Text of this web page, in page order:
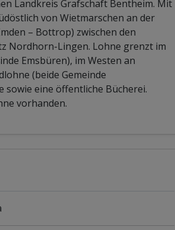
Landkreis Grafschaft Bentheim. Mit
von Wietmarschen an der
– Bottrop) zwischen den
Nordhorn-Lingen. Lohne grenzt im
Emsbüren), im Westen an
(beide Gemeinde
sowie eine öffentliche Bücherei.
vorhanden.